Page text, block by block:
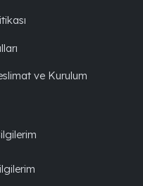
ve Kurulum